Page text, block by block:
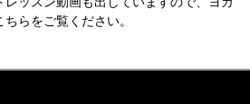
らをご覧ください。